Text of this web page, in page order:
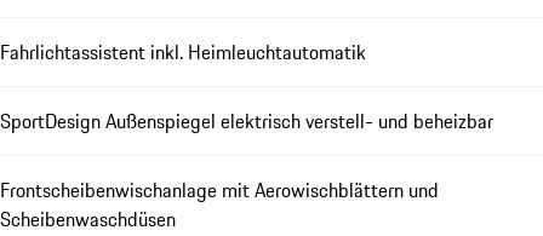
Fahrlichtassistent inkl. Heimleuchtautomatik
SportDesign Außenspiegel elektrisch verstell- und beheizbar
Frontscheibenwischanlage mit Aerowischblättern und
Scheibenwaschdüsen